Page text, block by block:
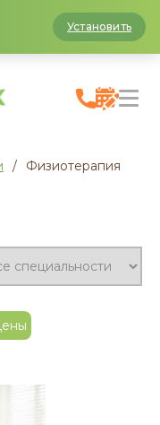
Установить
/ Физиотерапия